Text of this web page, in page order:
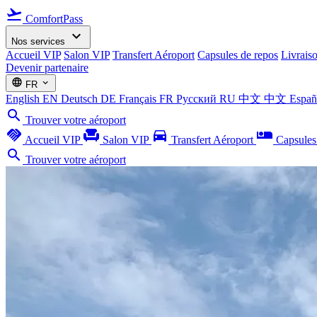
flight_takeoff ComfortPass
Nos services expand_more
Accueil VIP Salon VIP Transfert Aéroport Capsules de repos
Devenir partenaire
language FR expand_more
English EN Deutsch DE Français FR Русский RU 中文 中文
search Trouver votre aéroport
handshake Accueil VIP chair Salon VIP directions_car Transfert Aéroport airline_seat_individual_suite
search Trouver votre aéroport